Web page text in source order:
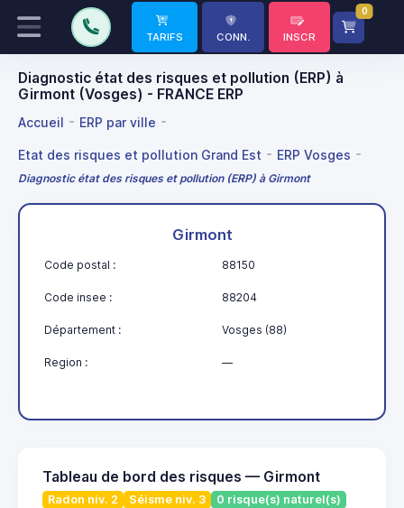
TARIFS CONN. INSCR
0
Diagnostic état des risques et pollution (ERP) à
Girmont (Vosges) - FRANCE ERP
Accueil ERP par ville
Etat des risques et pollution Grand Est ERP Vosges
Diagnostic état des risques et pollution (ERP) à Girmont
Girmont
Code postal : 88150
Code insee : 88204
Département : Vosges (88)
Region : —
Tableau de bord des risques — Girmont
Radon niv. 2 Séisme niv. 3
0 risque(s) naturel(s)